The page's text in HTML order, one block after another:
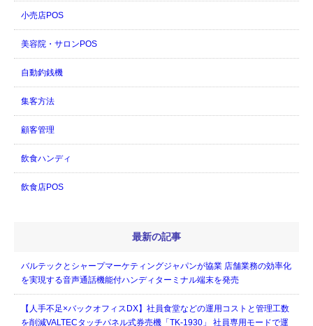
小売店POS
美容院・サロンPOS
自動釣銭機
集客方法
顧客管理
飲食ハンディ
飲食店POS
最新の記事
バルテックとシャープマーケティングジャパンが協業 店舗業務の効率化
を実現する音声通話機能付ハンディターミナル端末を発売
【人手不足×バックオフィスDX】社員食堂などの運用コストと管理工数
を削減VALTECタッチパネル式券売機「TK-1930」 社員専用モードで運